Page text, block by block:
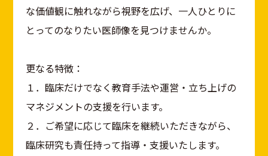
な価値観に触れながら視野を広げ、一人ひとりに
とってのなりたい医師像を見つけませんか。
更なる特徴：
１．臨床だけでなく教育手法や運営・立ち上げの
マネジメントの支援を行います。
２．ご希望に応じて臨床を継続いただきながら、
臨床研究も責任持って指導・支援いたします。